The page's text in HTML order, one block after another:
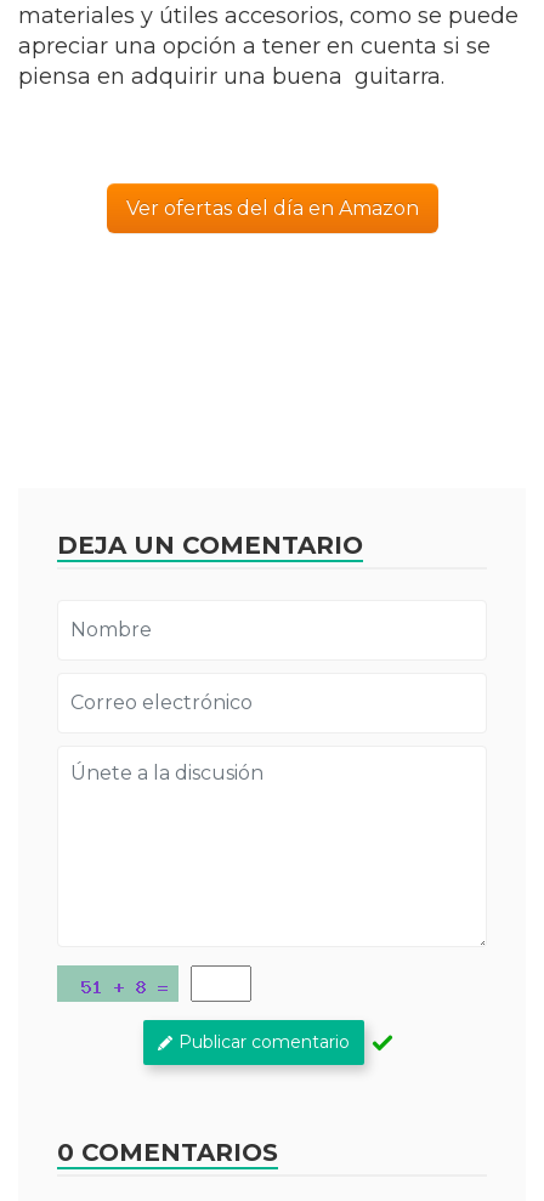
materiales y útiles accesorios, como se puede
apreciar una opción a tener en cuenta si se
piensa en adquirir una buena guitarra.
Ver ofertas del día en Amazon
DEJA UN COMENTARIO
Publicar comentario
0 COMENTARIOS